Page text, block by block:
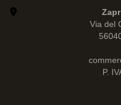
Via del
P.